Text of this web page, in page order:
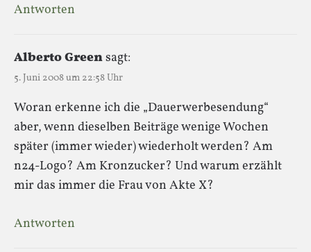
Antworten
Alberto Greensagt:
5. Juni 2008 um 22:58 Uhr
Woran erkenne ich die „Dauerwerbesendung“
aber, wenn dieselben Beiträge wenige Wochen
später (immer wieder) wiederholt werden? Am
n24-Logo? Am Kronzucker? Und warum erzählt
mir das immer die Frau von Akte X?
Antworten